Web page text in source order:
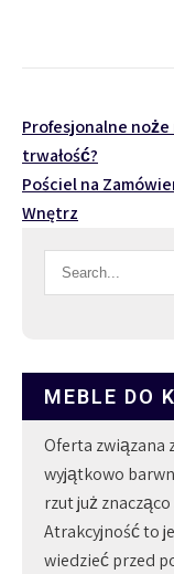
wpisu
Profesjonalne
trwałość?
Pościel na
Wnętrz
MEBLE DO
Oferta związana
wyjątkowo
rzut już
Atrakcyjność to
wiedzieć przed